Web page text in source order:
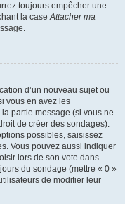
toujours empêcher une
la caseAttacher ma
d’un nouveau sujet ou
vous en avez les
la partie message (si vous ne
de créer des sondages).
possibles, saisissez
Vous pouvez aussi indiquer
lors de son vote dans
du sondage (mettre « 0 »
de modifier leur